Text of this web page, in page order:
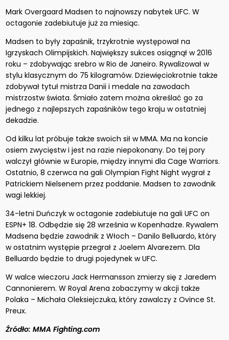
Mark Overgaard Madsen to najnowszy nabytek UFC. W
octagonie zadebiutuje już za miesiąc.
Madsen to były zapaśnik, trzykrotnie występował na
Igrzyskach Olimpijskich. Największy sukces osiągnął w 2016
roku – zdobywając srebro w Rio de Janeiro. Rywalizował w
stylu klasycznym do 75 kilogramów. Dziewięciokrotnie także
zdobywał tytuł mistrza Danii i medale na zawodach
mistrzostw świata. Śmiało zatem można określać go za
jednego z najlepszych zapaśników tego kraju w ostatniej
dekadzie.
Od kilku lat próbuje także swoich sił w MMA. Ma na koncie
osiem zwycięstw i jest na razie niepokonany. Do tej pory
walczył głównie w Europie, między innymi dla Cage Warriors.
Ostatnio, 8 czerwca na gali Olympian Fight Night wygrał z
Patrickiem Nielsenem przez poddanie. Madsen to zawodnik
wagi lekkiej.
34-letni Duńczyk w octagonie zadebiutuje na gali UFC on
ESPN+ 18. Odbędzie się 28 września w Kopenhadze. Rywalem
Madsena będzie zawodnik z Włoch – Danilo Belluardo, który
w ostatnim występie przegrał z Joelem Alvarezem. Dla
Belluardo będzie to drugi pojedynek w UFC.
W walce wieczoru Jack Hermansson zmierzy się z Jaredem
Cannonierem. W Royal Arena zobaczymy w akcji także
Polaka – Michała Oleksiejczuka, który zawalczy z Ovince St.
Preux.
Źródło: MMA Fighting.com